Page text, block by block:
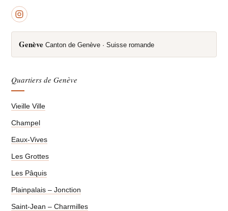
Genève Canton de Genève · Suisse romande
Quartiers de Genève
Vieille Ville
Champel
Eaux-Vives
Les Grottes
Les Pâquis
Plainpalais – Jonction
Saint-Jean – Charmilles